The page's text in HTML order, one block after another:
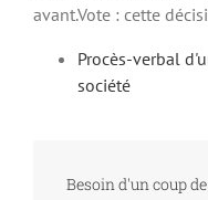
avant.Vote : cette
Procès-verbal
société
Besoin d'un coup